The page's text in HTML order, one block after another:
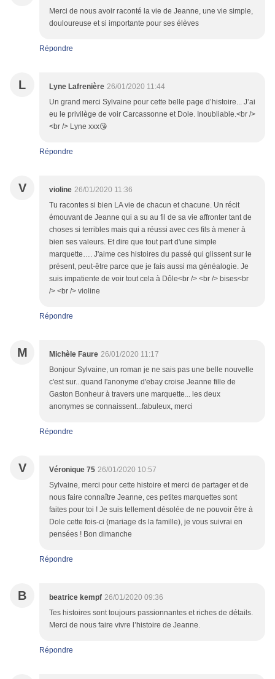
Merci de nous avoir raconté la vie de Jeanne, une vie simple,
douloureuse et si importante pour ses élèves
Répondre
L Lyne Lafrenière 26/01/2020 11:44
Un grand merci Sylvaine pour cette belle page d’histoire... J’ai
eu le privilège de voir Carcassonne et Dole. Inoubliable.<br />
<br /> Lyne xxx😘
Répondre
V violine 26/01/2020 11:36
Tu racontes si bien LA vie de chacun et chacune. Un récit
émouvant de Jeanne qui a su au fil de sa vie affronter tant de
choses si terribles mais qui a réussi avec ces fils à mener à
bien ses valeurs. Et dire que tout part d'une simple
marquette…. J'aime ces histoires du passé qui glissent sur le
présent, peut-être parce que je fais aussi ma généalogie. Je
suis impatiente de voir tout cela à Dôle<br /> <br /> bises<br
/> <br /> violine
Répondre
M Michèle Faure 26/01/2020 11:17
Bonjour Sylvaine, un roman je ne sais pas une belle nouvelle
c'est sur...quand l'anonyme d'ebay croise Jeanne fille de
Gaston Bonheur à travers une marquette... les deux
anonymes se connaissent...fabuleux, merci
Répondre
V Véronique 75 26/01/2020 10:57
Sylvaine, merci pour cette histoire et merci de partager et de
nous faire connaître Jeanne, ces petites marquettes sont
faites pour toi ! Je suis tellement désolée de ne pouvoir être à
Dole cette fois-ci (mariage ds la famille), je vous suivrai en
pensées ! Bon dimanche
Répondre
B beatrice kempf 26/01/2020 09:36
Tes histoires sont toujours passionnantes et riches de détails.
Merci de nous faire vivre l’histoire de Jeanne.
Répondre